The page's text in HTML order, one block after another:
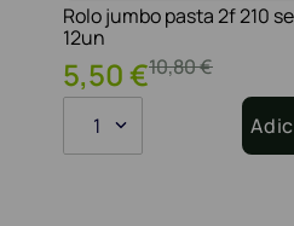
Rolo jumbo pasta 2f 210
12un
10,80€
5,50€
1